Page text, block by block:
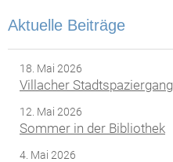
Aktuelle Beiträge
18. Mai 2026
Villacher Stadtspaziergang
12. Mai 2026
Sommer in der Bibliothek
4. Mai 2026